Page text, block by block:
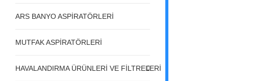
ARS BANYO ASPİRATÖRLERİ
MUTFAK ASPİRATÖRLERİ
HAVALANDIRMA ÜRÜNLERİ VE FİLTRELERİ